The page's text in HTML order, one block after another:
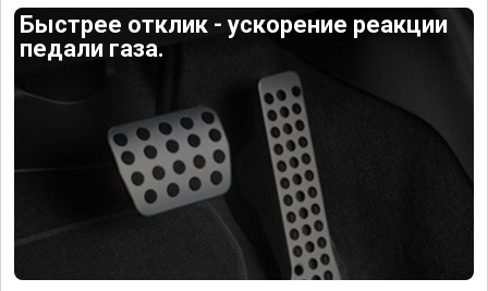
Быстрее отклик - ускорение реакции
педали газа.